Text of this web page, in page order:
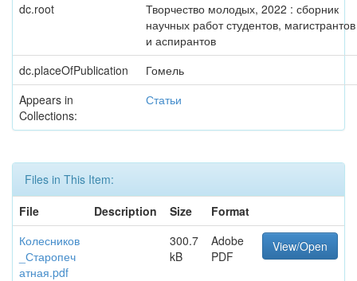
dc.root
Творчество молодых, 2022 : сборник
научных работ студентов, магистрантов
и аспирантов
dc.placeOfPublication
Гомель
Appears in
Collections:
Статьи
Files in This Item:
File
Description Size
Format
Колесников
_Старопеч
атная.pdf
300.7
kB
Adobe
PDF
View/Open